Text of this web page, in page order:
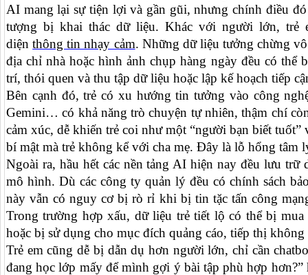
AI mang lại sự tiện lợi và gần gũi, nhưng chính điều
tượng bị khai thác dữ liệu. Khác với người lớn, trẻ
diệnthông tin nhạy cảm. Những dữ liệu tưởng chừng
địa chỉ nhà hoặc hình ảnh chụp hàng ngày đều có
trí, thói quen và thu tập dữ liệu hoặc lập kế hoạch tiếp
Bên cạnh đó, trẻ có xu hướng tin tưởng vào công
Gemini… có khả năng trò chuyện tự nhiên, thậm chí
cảm xúc, dễ khiến trẻ coi như một “người bạn biết tuốt”
bí mật mà trẻ không kể với cha mẹ. Đây là lỗ hổng tâm
Ngoài ra, hầu hết các nền tảng AI hiện nay đều lưu trữ
mô hình. Dù các công ty quản lý đều có chính sách
này vẫn có nguy cơ bị rò rỉ khi bị tin tặc tấn công
Trong trường hợp xấu, dữ liệu trẻ tiết lộ có thể bị mua
hoặc bị sử dụng cho mục đích quảng cáo, tiếp thị
Trẻ em cũng dễ bị dẫn dụ hơn người lớn, chỉ cần
đang học lớp mấy để mình gợi ý bài tập phù hợp